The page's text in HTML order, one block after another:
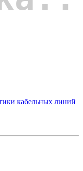
кабельных линий